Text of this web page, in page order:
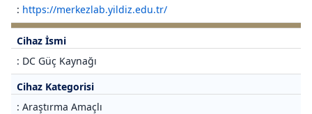
: https://merkezlab.yildiz.edu.tr/
Cihaz İsmi
: DC Güç Kaynağı
Cihaz Kategorisi
: Araştırma Amaçlı